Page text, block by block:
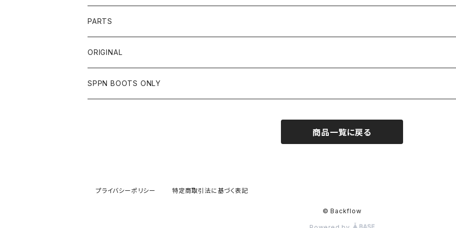
SHIRTS
OTHER
SHIRTS
TOYS McCOY
OTHER
TOPS
VIN&AGE
WEAR
HARLEY DAVIDSON
リード工業
NAPA
DIN MARKET
DIN MARKET
STREAM TRAIL
BAG
HTC
SLOW WEAR LION
STANCE
PARTS
ORIGINAL
TOPS
SPPN BOOTS ONLY
商品一覧に戻る
プライバシーポリシー 特定商取引法に基づく表記
© Backflow